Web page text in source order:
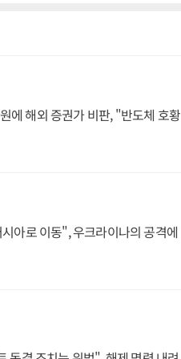
에 해외 증권가 비판, "반도체 호황
아로 이동", 우크라이나의 공격에